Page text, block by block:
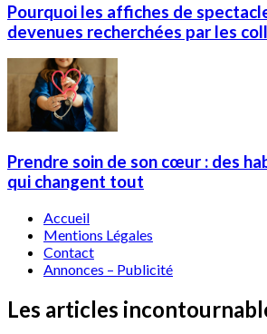
Pourquoi les affiches de
devenues recherchées par les
Prendre soin de son cœur : des
qui changent tout
Accueil
Mentions Légales
Contact
Annonces – Publicité
Les articles